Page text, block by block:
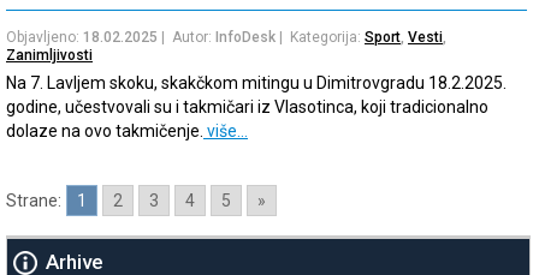
Objavljeno: 18.02.2025 | Autor: InfoDesk | Kategorija: Sport Vesti
Zanimljivosti
Na 7. Lavljem skoku, skakčkom mitingu u Dimitrovgradu 18.2.2025.
godine, učestvovali su i takmičari iz Vlasotinca, koji tradicionalno
dolaze na ovo takmičenje. više…
Strane: 1 2 3 4 5 »
Arhive